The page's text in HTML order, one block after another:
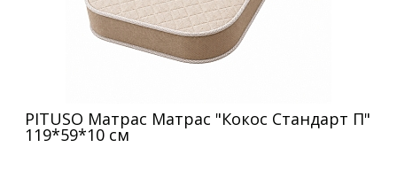
PITUSO Матрас Матрас "Кокос Стандарт П"
119*59*10 см